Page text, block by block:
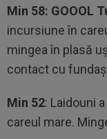
Min 58: GOOOL
incursiune în
mingea în plasă
contact cu
Min 52: Laidouni
careul mare.